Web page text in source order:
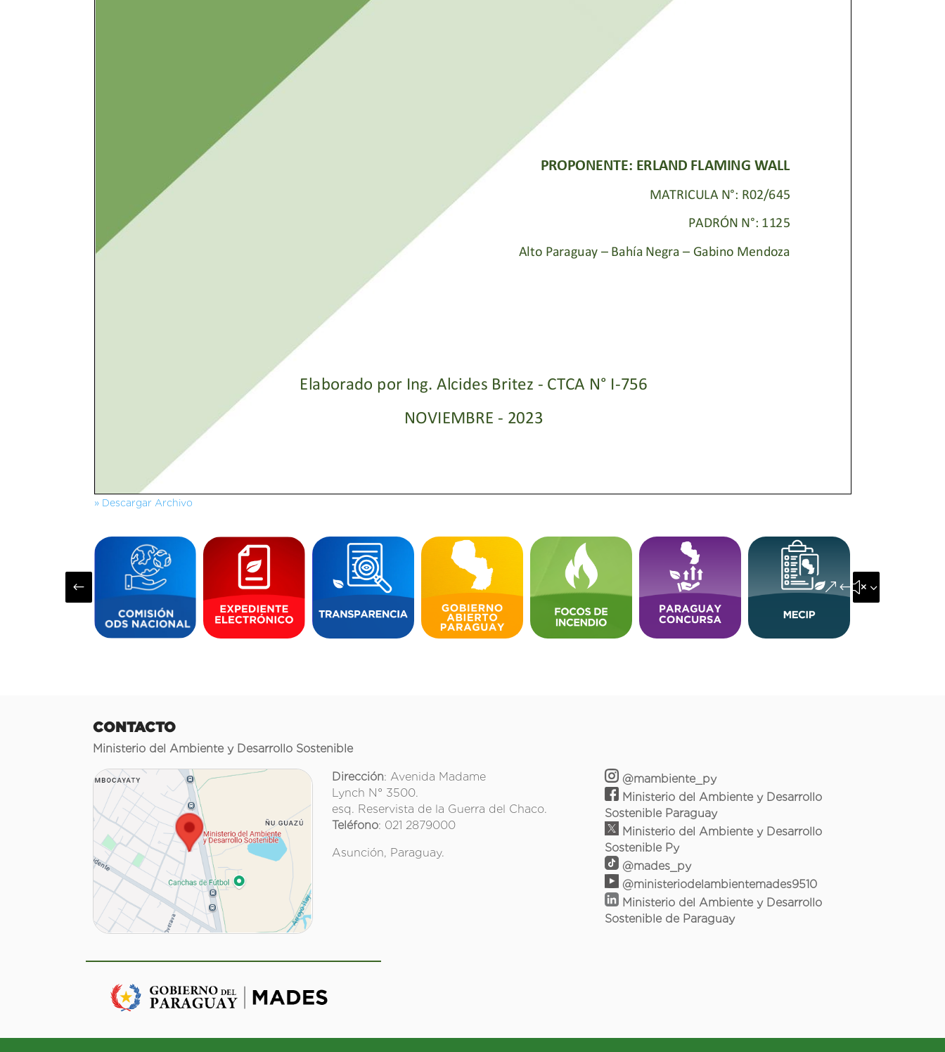
» Descargar Archivo
# &#x35;
CONTACTO
Ministerio del Ambiente y Desarrollo Sostenible
Dirección: Avenida Madame
Lynch N° 3500.
esq. Reservista de la Guerra del Chaco.
Teléfono: 021 2879000
Asunción, Paraguay.
@mambiente_py
Ministerio del Ambiente y Desarrollo
Sostenible Paraguay
Ministerio del Ambiente y Desarrollo
Sostenible Py
@mades_py
@ministeriodelambientemades9510
Ministerio del Ambiente y Desarrollo
Sostenible de Paraguay